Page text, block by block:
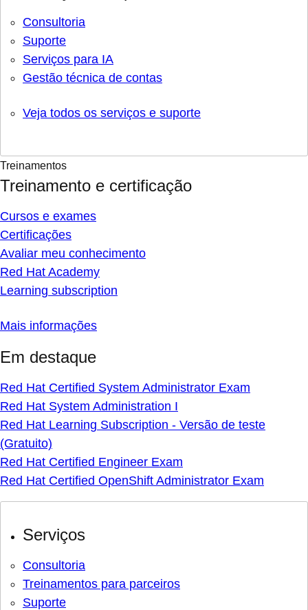
Consultoria
Suporte
Serviços para IA
Gestão técnica de contas
Veja todos os serviços e suporte
Treinamentos
Treinamento e certificação
Cursos e exames
Certificações
Avaliar meu conhecimento
Red Hat Academy
Learning subscription
Mais informações
Em destaque
Red Hat Certified System Administrator Exam
Red Hat System Administration I
Red Hat Learning Subscription - Versão de teste
(Gratuito)
Red Hat Certified Engineer Exam
Red Hat Certified OpenShift Administrator Exam
Serviços
Consultoria
Treinamentos para parceiros
Suporte